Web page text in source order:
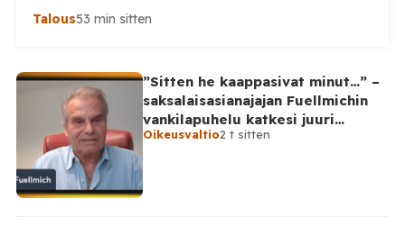
tölkeistä saadut panttirahat ovat veronalaista
suomalainen hankkii lisätuloja myymällä itse
poimimiaan marjoja tai palauttamalla pulloja ja
tölkkejä. Keskuskauppakamarin mukaan näihin
liittyvät verosäännöt eivät kuitenkaan ole kaikille
tuttuja. Tilaa Posi […]
Talous53 min sitten
”Sitten he kaappasivat minut…” –
saksalaisasianajajan Fuellmichin
vankilapuhelu katkesi juuri
kriittisellä hetkellä
Oikeusvaltio2 t sitten